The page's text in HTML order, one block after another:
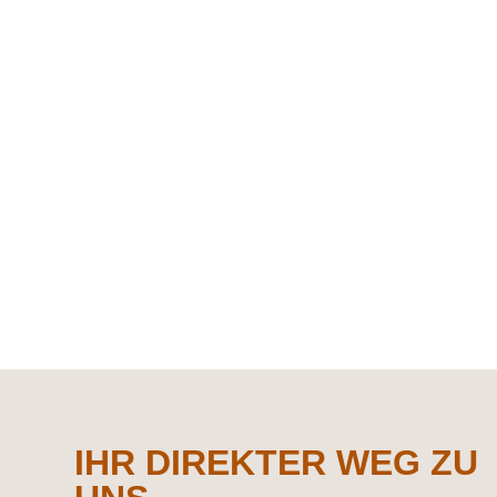
IHR DIREKTER WEG ZU